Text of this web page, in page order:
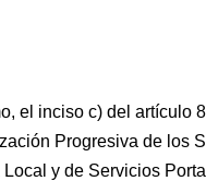
el inciso c) del artículo
Progresiva de los
y de Servicios